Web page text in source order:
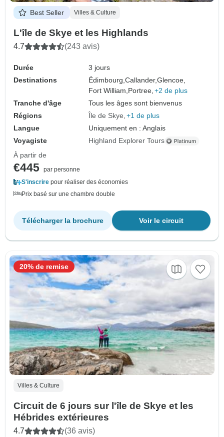
Best Seller Villes & Culture
L'île de Skye et les Highlands
4.7 (243 avis)
Durée
3 jours
Destinations
Édimbourg,Callander,Glencoe,
Fort William,Portree, +2 de plus
Tranche d'âge
Tous les âges sont bienvenus
Régions
Île de Skye +1 de plus
Langue
Uniquement en : Anglais
Voyagiste
Highland Explorer Tours
À partir de
€445 par personne
S'inscrire pour réaliser des économies
Prix basé sur une chambre double
Voir le circuit
Télécharger la brochure
Villes & Culture
Circuit de 6 jours sur l'île de Skye et les
Hébrides extérieures
4.7 (36 avis)
20% de remise